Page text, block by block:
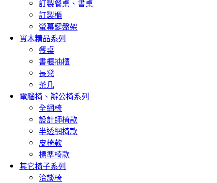
訂製餐桌、書桌
訂製櫃
螢幕鍵盤架
實木精品系列
餐桌
書櫃抽櫃
長凳
茶几
電腦椅、辦公椅系列
全網椅
設計師椅款
半透網椅款
皮椅款
標準椅款
其它椅子系列
洽談椅